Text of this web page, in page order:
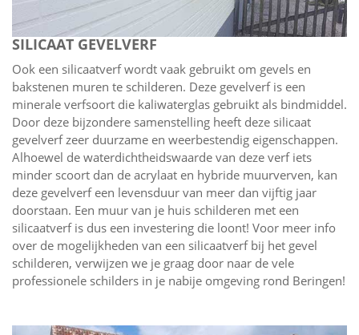
SILICAAT GEVELVERF
Ook een silicaatverf wordt vaak gebruikt om gevels en
bakstenen muren te schilderen. Deze gevelverf is een
minerale verfsoort die kaliwaterglas gebruikt als bindmiddel.
Door deze bijzondere samenstelling heeft deze silicaat
gevelverf zeer duurzame en weerbestendig eigenschappen.
Alhoewel de waterdichtheidswaarde van deze verf iets
minder scoort dan de acrylaat en hybride muurverven, kan
deze gevelverf een levensduur van meer dan vijftig jaar
doorstaan. Een muur van je huis schilderen met een
silicaatverf is dus een investering die loont! Voor meer info
over de mogelijkheden van een silicaatverf bij het gevel
schilderen, verwijzen we je graag door naar de vele
professionele schilders in je nabije omgeving rond Beringen!